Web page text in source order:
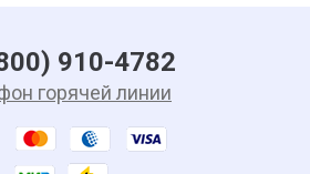
910-4782
горячей линии